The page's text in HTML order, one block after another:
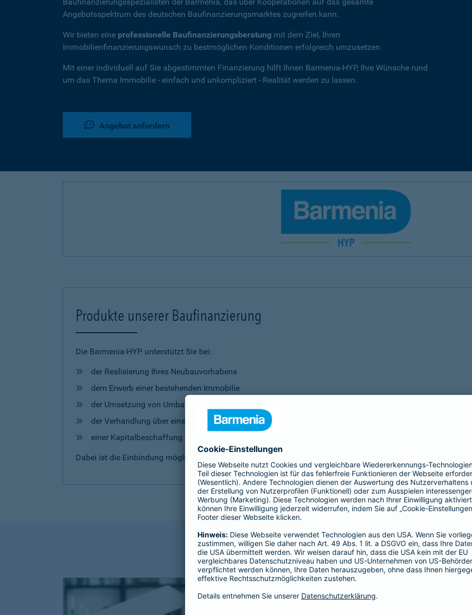
Angebotsspektrum des deutschen Baufinanzierungsmarktes zugreifen kann.
Wir bieten eine professionelle Baufinanzierungsberatung mit dem Ziel, Ihren
Immobilienfinanzierungswunsch zu bestmöglichen Konditionen erfolgreich umzusetzen.
Mit einer individuell auf Sie abgestimmten Finanzierung hilft Ihnen Barmenia-HYP, Ihre Wünsche rund
um das Thema Immobilie - einfach und unkompliziert - Realität werden zu lassen.
Angebot anfordern
Produkte unserer Baufinanzierung
Die Barmenia-HYP unterstützt Sie bei:
der Realisierung Ihres Neubauvorhabens
dem Erwerb einer bestehenden Immobilie
der Umsetzung von Umbau- und Modernisierungsmaßnahmen
der Verhandlung über eine Anschlussfinanzierung bei Ihrer Bank
einer Kapitalbeschaffung zur freien Verwendung
Dabei ist die Einbindung möglicher genauso selbstverständlich wie die Vereinbarung individueller
Vorteile der Barmenia-HYP